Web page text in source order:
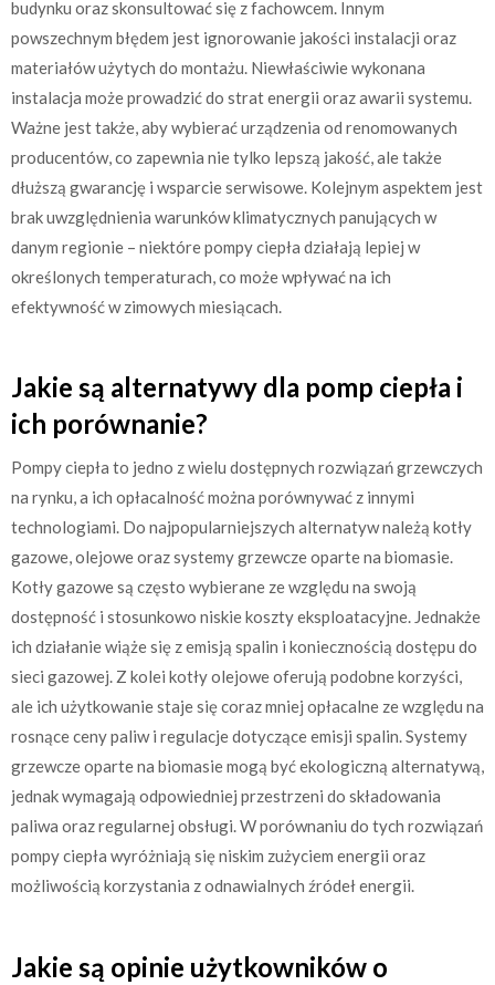
budynku oraz skonsultować się z fachowcem. Innym
powszechnym błędem jest ignorowanie jakości instalacji oraz
materiałów użytych do montażu. Niewłaściwie wykonana
instalacja może prowadzić do strat energii oraz awarii systemu.
Ważne jest także, aby wybierać urządzenia od renomowanych
producentów, co zapewnia nie tylko lepszą jakość, ale także
dłuższą gwarancję i wsparcie serwisowe. Kolejnym aspektem jest
brak uwzględnienia warunków klimatycznych panujących w
danym regionie – niektóre pompy ciepła działają lepiej w
określonych temperaturach, co może wpływać na ich
efektywność w zimowych miesiącach.
Jakie są alternatywy dla pomp ciepła i
ich porównanie?
Pompy ciepła to jedno z wielu dostępnych rozwiązań grzewczych
na rynku, a ich opłacalność można porównywać z innymi
technologiami. Do najpopularniejszych alternatyw należą kotły
gazowe, olejowe oraz systemy grzewcze oparte na biomasie.
Kotły gazowe są często wybierane ze względu na swoją
dostępność i stosunkowo niskie koszty eksploatacyjne. Jednakże
ich działanie wiąże się z emisją spalin i koniecznością dostępu do
sieci gazowej. Z kolei kotły olejowe oferują podobne korzyści,
ale ich użytkowanie staje się coraz mniej opłacalne ze względu na
rosnące ceny paliw i regulacje dotyczące emisji spalin. Systemy
grzewcze oparte na biomasie mogą być ekologiczną alternatywą,
jednak wymagają odpowiedniej przestrzeni do składowania
paliwa oraz regularnej obsługi. W porównaniu do tych rozwiązań
pompy ciepła wyróżniają się niskim zużyciem energii oraz
możliwością korzystania z odnawialnych źródeł energii.
Jakie są opinie użytkowników o